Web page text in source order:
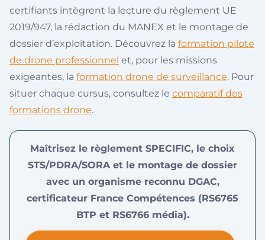
certifiants intègrent la lecture du règlement UE
2019/947, la rédaction du MANEX et le montage de
dossier d’exploitation. Découvrez la formation pilote
de drone professionnel et, pour les missions
exigeantes, la formation drone de surveillance. Pour
situer chaque cursus, consultez le comparatif des
formations drone.
Maîtrisez le règlement SPECIFIC, le choix
STS/PDRA/SORA et le montage de dossier
avec un organisme reconnu DGAC,
certificateur France Compétences (RS6765
BTP et RS6766 média).